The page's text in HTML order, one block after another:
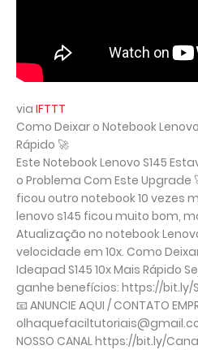
via IFTTT
Como Deixar o Notebook
Rápido 🚀
Este Notebook Lenovo S145
o Problema Com Este Upgrade
ficou outro notebook 10 vezes
lenovo s145 ficou muito bom,
Atualização no notebook
velocidade em 10x. Como
Ideapad S145 10x Mais Rápido
ganhe benefícios: https://bit.ly/
📧 ANUNCIE AQUI / CONTATO
olhaquefaciltutoriais@gmail.com
NOSSO CANAL https://bit.ly/